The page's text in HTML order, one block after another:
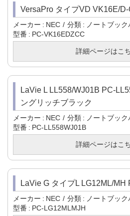
VersaPro タイプVD VK16E/
メーカー NEC 分類
ノートブッ
型番
PC-VK16EDZCC
詳細ページはこ
LaVie L LL558/WJ01B PC-
ングリッチブラック
メーカー NEC 分類
ノートブッ
型番
PC-LL558WJ01B
詳細ページはこ
LaVie G タイプL LG12ML/MH
メーカー NEC 分類
ノートブッ
型番
PC-LG12MLMJH